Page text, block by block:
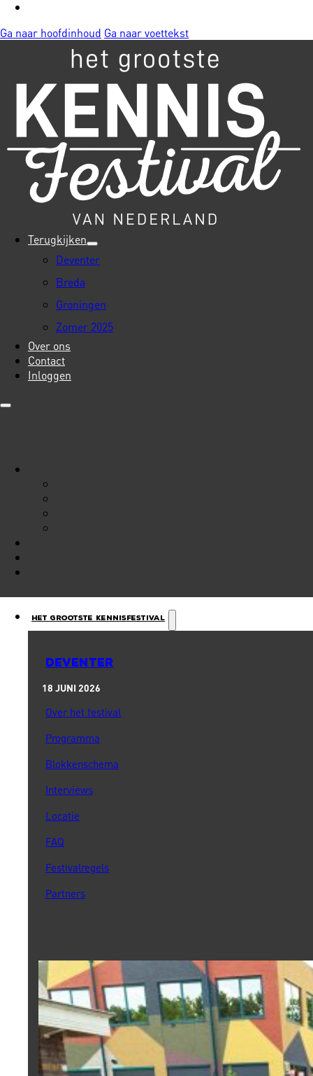
Ga naar hoofdinhoud Ga naar voettekst
Terugkijken
Deventer
Breda
Groningen
Zomer 2025
Over ons
Contact
Inloggen
Het Grootste Kennisfestival
DEVENTER
18 JUNI 2026
Over het festival
Programma
Blokkenschema
Interviews
Locatie
FAQ
Festivalregels
Partners